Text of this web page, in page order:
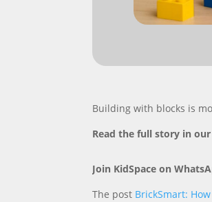
Building with blocks is
Read the full story in our
Join KidSpace on
The post BrickSmart: